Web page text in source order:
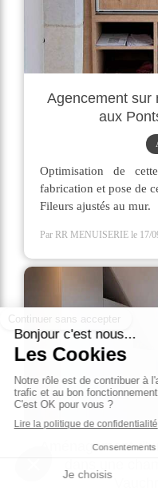
Agencement sur
aux
Optimisation de
fabrication et pose de
Fileurs ajustés au mur.
Par RR MENUISERIE le 17/
Aménagement